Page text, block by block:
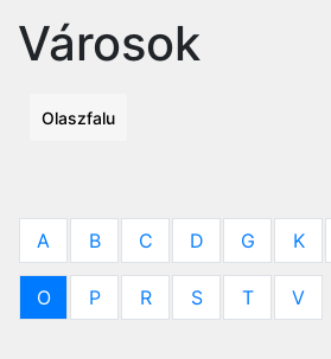
Városok
Olaszfalu
A B C D G K
O P R S T V